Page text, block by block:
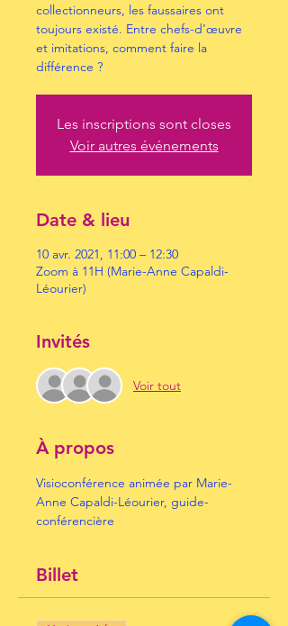
collectionneurs, les faussaires ont
toujours existé. Entre chefs-d’œuvre
et imitations, comment faire la
différence ?
Les inscriptions sont closes
Voir autres événements
Date & lieu
10 avr. 2021, 11:00 – 12:30
Zoom à 11H (Marie-Anne Capaldi-
Léourier)
Invités
Voir tout
À propos
Visioconférence animée par Marie-
Anne Capaldi-Léourier, guide-
conférencière
Billet